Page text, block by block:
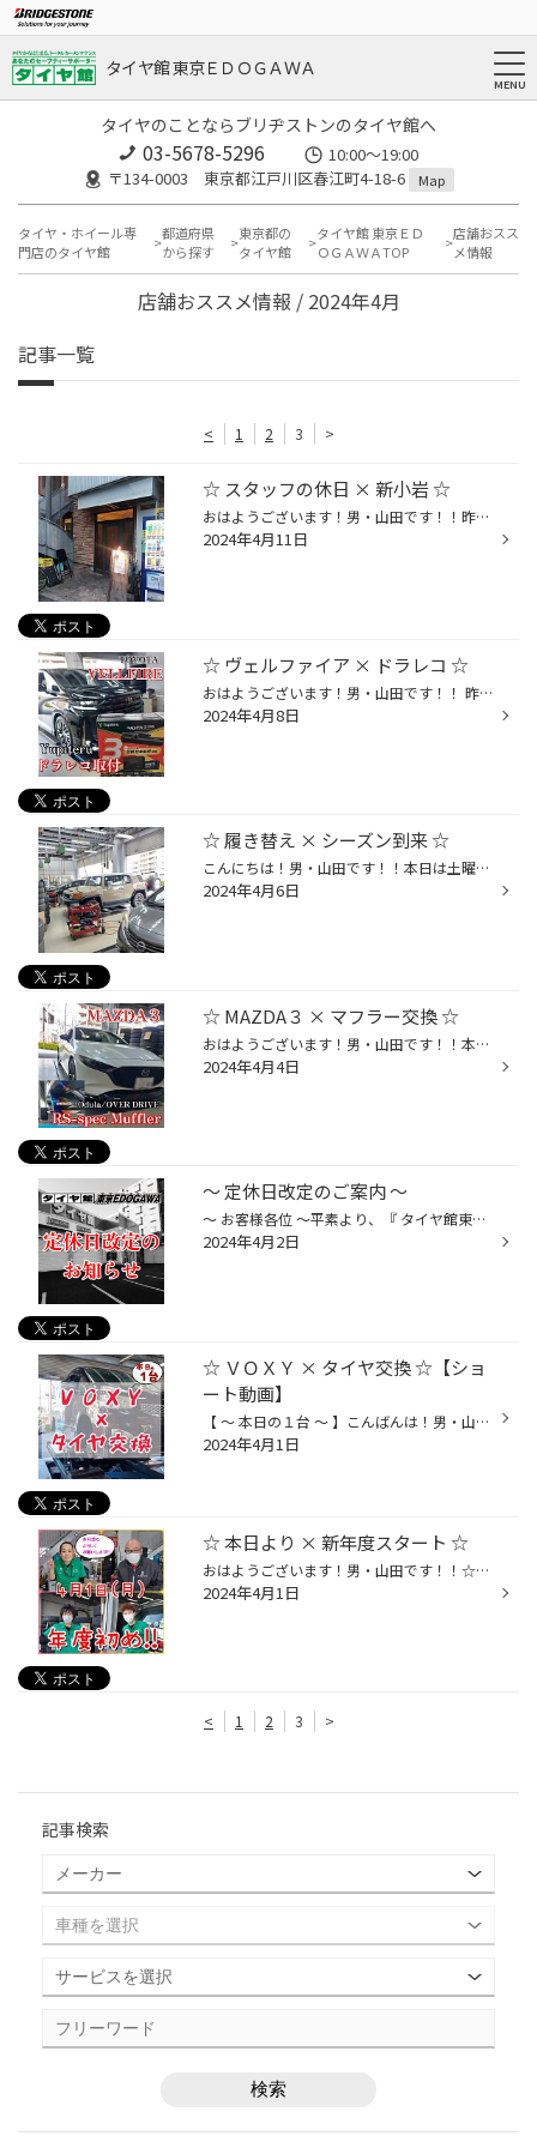
タイヤ館 東京ＥＤＯＧＡＷＡ
タイヤのことならブリヂストンのタイヤ館へ
03-5678-5296
10:00～19:00
〒134-0003 東京都江戸川区春江町4-18-6
Map
タイヤ・ホイール専
門店のタイヤ館
都道府県
から探す
東京都の
タイヤ館
タイヤ館 東京ＥＤ
ＯＧＡＷＡTOP
店舗おスス
メ情報
店舗おススメ情報 / 2024年4月
記事一覧
< 1 2 3 >
☆ スタッフの休日 × 新小岩 ☆
おはようございます！男・山田です！！昨日は水曜日(定休日)という事で！《 呑み活DAY!! 》となります♪♪(๑˃̵ᴗ˂̵)و昨晩は、、、ご常連様に聞いた！『 新小岩のココのお店に行ってみろｯ!!』の第二弾であります♪(￣ー￣)v笑今回は…☆☆【 シン たちろまん 】さんに突撃!!φ(❐_❐✧ ホワイトボードや卓上のメ...
2024年4月11日
☆ ヴェルファイア × ドラレコ ☆
おはようございます！男・山田です！！ 昨日は、TOYOTA ヴェルファイアに…☆☆【 ドライブレコーダー 】を！お取付けをさせて頂きましたー！(^^)/ 今回お選び頂きましたドラレコは！ユピテルさんの最新作♪♪(๑˃̵ᴗ˂̵)و《 marumie Z-310 》となりまーす☆ Z-310の特徴はナント言っても！フロント・リア・...
2024年4月8日
☆ 履き替え × シーズン到来 ☆
こんにちは！男・山田です！！本日は土曜日 ( 週末 ) とあって…☆開店から【 履き替えラッシュ 】でした☆(^^)/ ( ｱﾘｶﾞﾄｳｺﾞｻﾞｲﾏｰｽ!! ) 『 さすがにもう夏タイヤで良いよね！』皆さま口を揃えて仰っていました♪♪(๑˃̵ᴗ˂̵)وまだ少～し先かとは思いますが、、、路面温度が上昇した状態の道路を、スタッド...
2024年4月6日
☆ MAZDA３ × マフラー交換 ☆
おはようございます！男・山田です！！本日は、MAZDA マツダ３の！【 マフラー交換 】からスタート♪♪(^^)/ 今回は…☆☆OVER DRIVE さんの人気商品！！《 RS-spec Muffler 》を、お選び頂きましたー♪♪(๑˃̵ᴗ˂̵)و 交換後はｯ！！爽快な幅のあるのサウンドに加え☆チタンカラーのマフラーエンドが、、、もぉ...
2024年4月4日
～ 定休日改定のご案内 ～
～ お客様各位 ～平素より、『 タイヤ館東京EDOGAWA 』をご利用頂き誠にありがとうございます。この度当店では、2024年5月より【 定休日の改定 】を実施する事となりましたのでご案内をさせて頂きます。《 改定前 [ ～2024年4月まで ] 》■ 定休日：毎週水曜日《 改定後 [ 2024年5月より～ ] 》■ 定...
2024年4月2日
☆ ＶＯＸＹ × タイヤ交換 ☆【ショ
ート動画】
【 ～ 本日の１台 ～ 】こんばんは！男・山田です！！本日は…☆☆【 TOYOTA ヴォクシー 】の！タイヤ交換をさせて頂きました♪♪ 今回はｯ！！ブリヂストンのミニバン専用タイヤ☆《 LUFT RVⅡ 》にて！ご交換させて頂きました～♪♪(^^)/【 車検が近いからタイヤを交換したい！】車検を来月に控えているオー...
2024年4月1日
☆ 本日より × 新年度スタート ☆
おはようございます！男・山田です！！☆★☆ ４月１日 (月) ☆★☆本日より！新年度となりまーす☆(^^)/ 昨年度は、沢山の皆さまに大変お世話になり誠にありがとうございました!!(❁ᴗ͈ˬᴗ͈)ﾍﾟｺﾘ今年度も、皆さまの【安心・安全なカーライフ】のお役に立てます様、全力でサポートをさせて頂きたいと思ってお...
2024年4月1日
< 1 2 3 >
記事検索